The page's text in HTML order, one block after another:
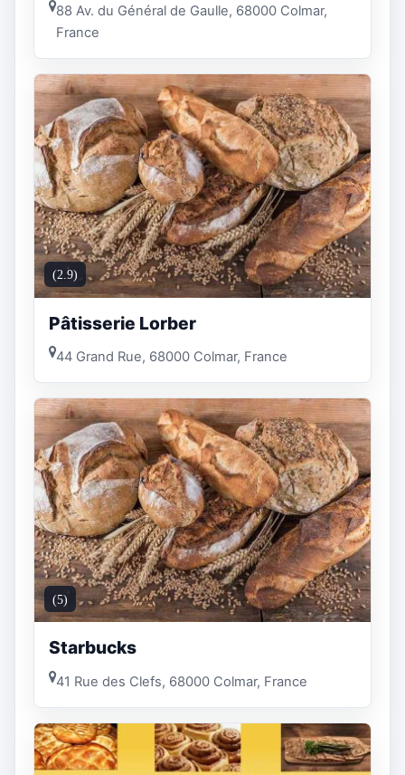
88 Av. du Général de Gaulle, 68000 Colmar,
France
(2.9)
Pâtisserie Lorber
44 Grand Rue, 68000 Colmar, France
(5)
Starbucks
41 Rue des Clefs, 68000 Colmar, France